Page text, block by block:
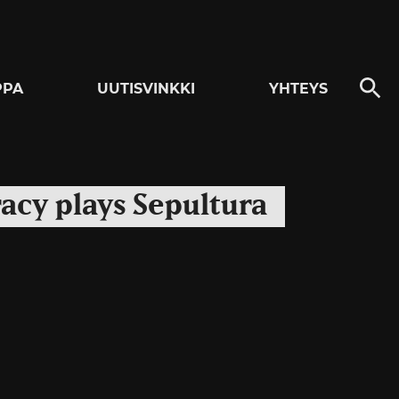
UUTISVINKKI YHTEYS
plays Sepultura